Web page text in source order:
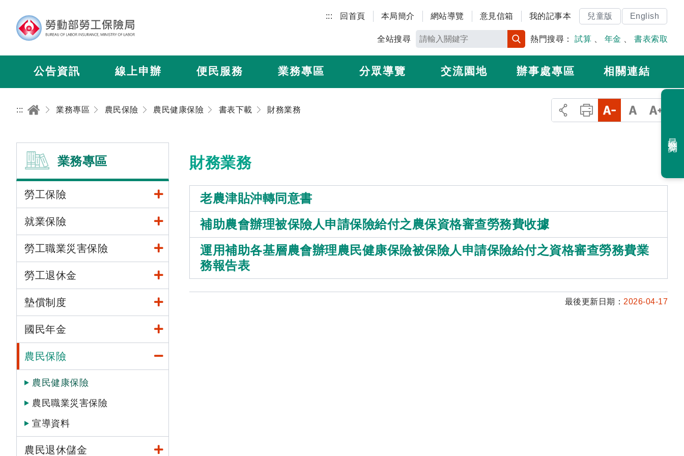
::: 回首頁 本局簡介 網站導覽 意見信箱 我的記事本 兒童版 English
全站搜尋 熱門搜尋： 試算 年金 書表索取
公告資訊 線上申辦 便民服務 業務專區 分眾導覽 交流園地 辦事處專區 相關連結
::: 業務專區 農民保險 農民健康保險 書表下載 財務業務
業務專區
勞工保險
就業保險
勞工職業災害保險
勞工退休金
墊償制度
國民年金
農民保險
農民健康保險
農民職業災害保險
宣導資料
農民退休儲金
財務業務
老農津貼沖轉同意書
補助農會辦理被保險人申請保險給付之農保資格審查勞務費收據
運用補助各基層農會辦理農民健康保險被保險人申請保險給付之資格審查勞務費業
務報告表
最後更新日期： 2026-04-17